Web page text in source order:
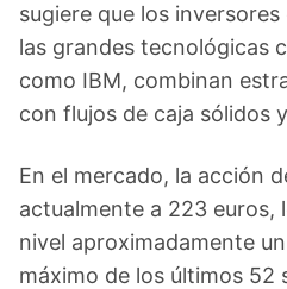
sugiere que los
las grandes tecnológicas
como IBM, combinan
con flujos de caja sólidos
En el mercado, la acción
actualmente a 223 euros,
nivel aproximadamente
máximo de los últimos 52